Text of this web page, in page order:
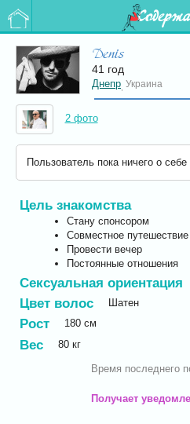
Denis
41 год
Днепр Украина
2 фото
Пользователь пока ничего о
Цель знакомства
Стану спонсором
Совместное путешествие
Провести вечер
Постоянные отношения
Сексуальная ориентация
Цвет волос Шатен
Рост 180 см
Вес 80 кг
Время последнего
Получает